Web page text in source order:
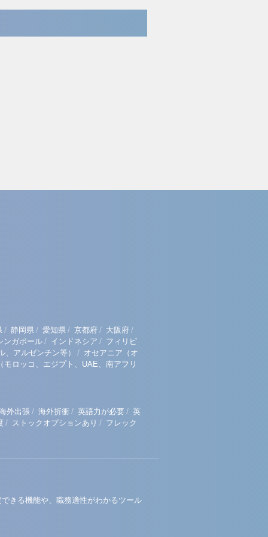
/ 静岡県 / 愛知県 / 京都府 / 大阪府 /
ンガポール / インドネシア / フィリピ
アルゼンチン等）
/ オセアニア（オ
モロッコ、エジプト、UAE、南アフリ
外出張 / 海外折衝 / 英語力が必要 / 英
/ ストックオプションあり / フレック
きる機能や、職務適性がわかるツール